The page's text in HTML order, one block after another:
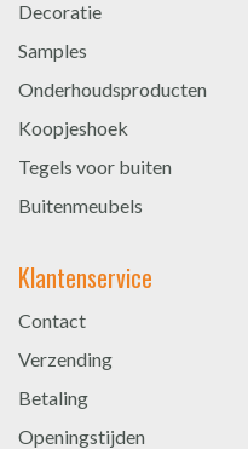
Decoratie
Samples
Onderhoudsproducten
Koopjeshoek
Tegels voor buiten
Buitenmeubels
Klantenservice
Contact
Verzending
Betaling
Openingstijden